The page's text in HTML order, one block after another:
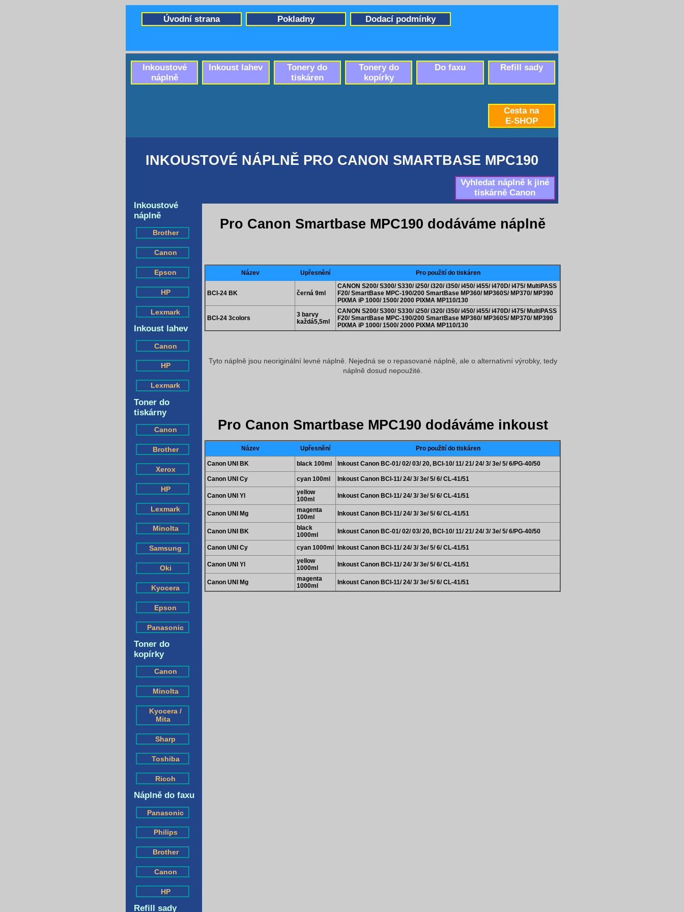
INKOUSTOVÉ NÁPLNĚ PRO CANON SMARTBASE MPC190
Vyhledat náplně k jiné
tiskárně Canon
Pro Canon Smartbase MPC190 dodáváme náplně
Cesta na
E-SHOP
Inkoustové
náplně
Brother
Canon
Epson
HP
Lexmark
Inkoust lahev
Canon
HP
Lexmark
Toner do
tiskárny
Canon
Brother
Xerox
HP
Lexmark
Minolta
Samsung
Oki
Kyocera
Epson
Panasonic
Toner do
kopírky
Canon
Minolta
Kyocera /
Mita
Sharp
Toshiba
Ricoh
Náplně do faxu
Panasonic
Philips
Brother
Canon
HP
Refill sady
Název Upřesnění Pro použití do tiskáren
BCI-24 BK černá 9ml
CANON S200/ S300/ S330/ i250/ i320/ i350/ i450/ i455/ i470D/ i475/ MultiPASS
F20/ SmartBase MPC-190/200 SmartBase MP360/ MP360S/ MP370/ MP390
PIXMA iP 1000/ 1500/ 2000 PIXMA MP110/130
BCI-24 3colors
3 barvy
každá5,5ml
CANON S200/ S300/ S330/ i250/ i320/ i350/ i450/ i455/ i470D/ i475/ MultiPASS
F20/ SmartBase MPC-190/200 SmartBase MP360/ MP360S/ MP370/ MP390
PIXMA iP 1000/ 1500/ 2000 PIXMA MP110/130
Tyto náplně jsou neoriginální levné náplně. Nejedná se o repasované náplně, ale o alternativní výrobky, tedy
náplně dosud nepoužité.
Pro Canon Smartbase MPC190 dodáváme inkoust
Název Upřesnění Pro použití do tiskáren
Canon UNI BK black 100ml Inkoust Canon BC-01/ 02/ 03/ 20, BCI-10/ 11/ 21/ 24/ 3/ 3e/ 5/ 6/PG-40/50
Canon UNI Cy cyan 100ml Inkoust Canon BCI-11/ 24/ 3/ 3e/ 5/ 6/ CL-41/51
Canon UNI Yl
yellow
100ml
Inkoust Canon BCI-11/ 24/ 3/ 3e/ 5/ 6/ CL-41/51
Canon UNI Mg
magenta
100ml
Inkoust Canon BCI-11/ 24/ 3/ 3e/ 5/ 6/ CL-41/51
Canon UNI BK
black
1000ml
Inkoust Canon BC-01/ 02/ 03/ 20, BCI-10/ 11/ 21/ 24/ 3/ 3e/ 5/ 6/PG-40/50
Canon UNI Cy cyan 1000ml Inkoust Canon BCI-11/ 24/ 3/ 3e/ 5/ 6/ CL-41/51
Canon UNI Yl
yellow
1000ml
Inkoust Canon BCI-11/ 24/ 3/ 3e/ 5/ 6/ CL-41/51
Canon UNI Mg
magenta
1000ml
Inkoust Canon BCI-11/ 24/ 3/ 3e/ 5/ 6/ CL-41/51
Dodací podmínky
Pokladny
Úvodní strana
Refill sady
Do faxu
Tonery do
kopírky
Tonery do
tiskáren
Inkoust lahev
Inkoustové
náplně